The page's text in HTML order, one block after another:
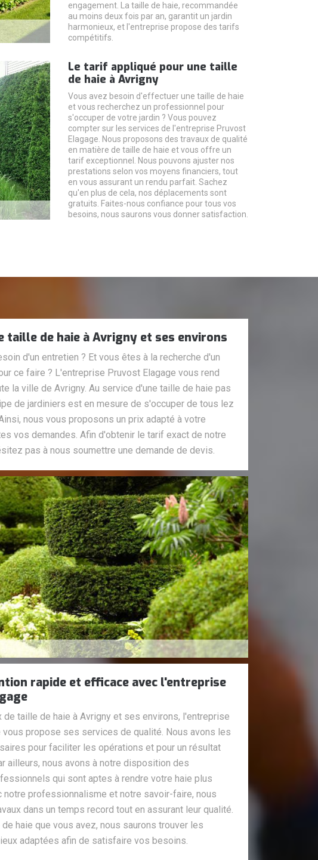
engagement. La taille de haie, recommandée
au moins deux fois par an, garantit un jardin
harmonieux, et l'entreprise propose des tarifs
compétitifs.
Le tarif appliqué pour une taille
de haie à Avrigny
Vous avez besoin d'effectuer une taille de haie
et vous recherchez un professionnel pour
s'occuper de votre jardin ? Vous pouvez
compter sur les services de l'entreprise Pruvost
Elagage. Nous proposons des travaux de qualité
en matière de taille de haie et vous offre un
tarif exceptionnel. Nous pouvons ajuster nos
prestations selon vos moyens financiers, tout
en vous assurant un rendu parfait. Sachez
qu'en plus de cela, nos déplacements sont
gratuits. Faites-nous confiance pour tous vos
besoins, nous saurons vous donner satisfaction.
taille de haie à Avrigny et ses environs
d'un entretien ? Et vous êtes à la recherche d'un
ce faire ? L'entreprise Pruvost Elagage vous rend
la ville de Avrigny. Au service d'une taille de haie pas
de jardiniers est en mesure de s'occuper de tous lez
nous vous proposons un prix adapté à votre
vos demandes. Afin d'obtenir le tarif exact de notre
pas à nous soumettre une demande de devis.
rapide et efficace avec l'entreprise
de taille de haie à Avrigny et ses environs, l'entreprise
vous propose ses services de qualité. Nous avons les
pour faciliter les opérations et pour un résultat
ailleurs, nous avons à notre disposition des
qui sont aptes à rendre votre haie plus
notre professionnalisme et notre savoir-faire, nous
dans un temps record tout en assurant leur qualité.
haie que vous avez, nous saurons trouver les
adaptées afin de satisfaire vos besoins.